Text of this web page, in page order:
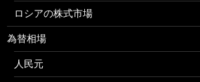
ロシアの株式市場
為替相場
人民元